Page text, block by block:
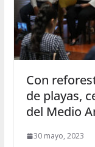
Con
de playas,
del Medio
30 mayo, 2023